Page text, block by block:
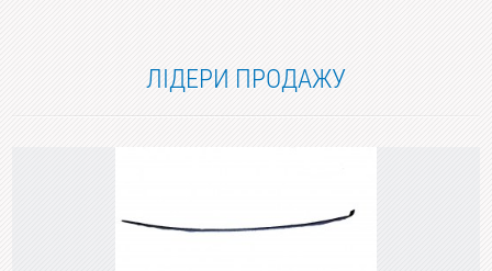
ЛІДЕРИ ПРОДАЖУ